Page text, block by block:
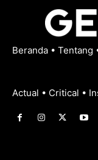
Beranda • Tentang
Actual • Critical •